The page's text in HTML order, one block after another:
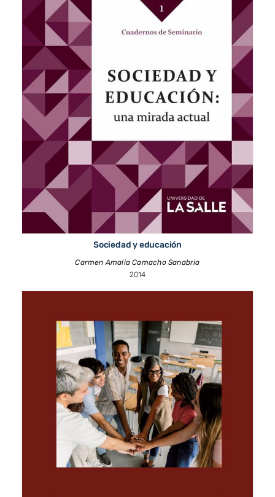
Sociedad y educación
Carmen Amalia Camacho Sanabria
2014